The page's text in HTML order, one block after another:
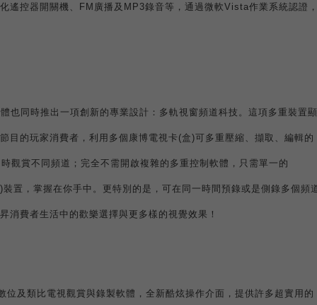
遙控器開關機、 FM 廣播及 MP3錄音等，通過微軟Vista作業系統認證，
也同時推出一項創新的專業設計：多軌視窗頻道科技。這項多重裝置顯
目的玩家消費者，利用多個康博電視卡(盒)可多重壓縮、擷取、編輯的
觀賞不同頻道；完全不需開啟複雜的多重控制軟體，只需單一的
)裝置，掌握在你手中。更特別的是，可在同一時間預錄或是側錄多個頻
消費者生活中的歡樂選擇與更多樣的視覺效果！
位及類比電視觀賞與錄製軟體，全新酷炫操作介面，提供許多超實用的